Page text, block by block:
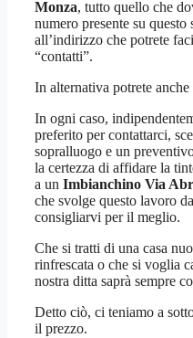
Monza, tutto quello che
numero presente su
all’indirizzo che potrete
“contatti”.
In alternativa potrete anche
In ogni caso,
preferito per contattarci,
sopralluogo e un
la certezza di affidare la
a un Imbianchino Via
che svolge questo lavoro
consigliarvi per il meglio.
Che si tratti di una casa
rinfrescata o che si voglia
nostra ditta saprà sempre
Detto ciò, ci teniamo a
il prezzo.